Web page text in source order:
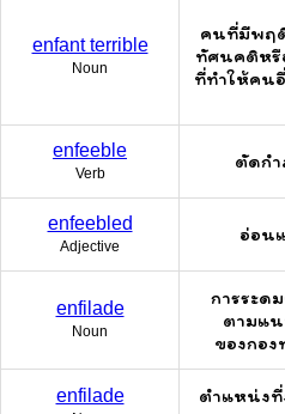
enfant terrible
Noun
คนที่มีพฤ
ทัศนคติห
ที่ทำให้คน
enfeeble
Verb
ตัดกำ
enfeebled
Adjective
อ่อน
enfilade
Noun
การระด
ตามแน
ของกอง
enfilade
ตำแหน่งที่